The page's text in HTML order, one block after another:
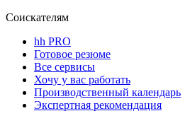
Соискателям
hh PRO
Готовое резюме
Все сервисы
Хочу у вас работать
Производственный календарь
Экспертная рекомендация